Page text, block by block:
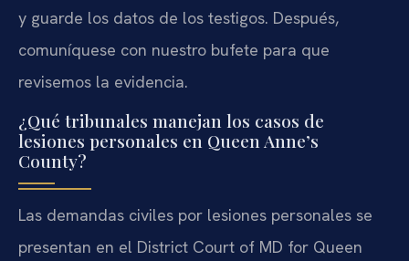
y guarde los datos de los testigos. Después,
comuníquese con nuestro bufete para que
revisemos la evidencia.
¿Qué tribunales manejan los casos de
lesiones personales en Queen Anne’s
County?
Las demandas civiles por lesiones personales se
presentan en el District Court of MD for Queen